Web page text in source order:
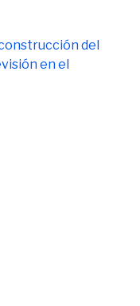
construcción del
en el